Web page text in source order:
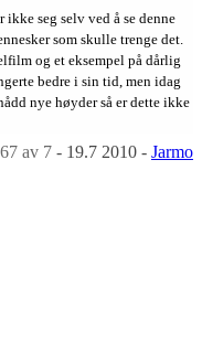
seg selv ved å se denne
som skulle trenge det.
og et eksempel på dårlig
bedre i sin tid, men idag
nye høyder så er dette ikke
av 7 - 19.7 2010 - Jarmo